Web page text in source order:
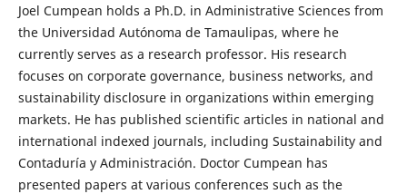
Joel Cumpean holds a Ph.D. in Administrative Sciences from
the Universidad Autónoma de Tamaulipas, where he
currently serves as a research professor. His research
focuses on corporate governance, business networks, and
sustainability disclosure in organizations within emerging
markets. He has published scientific articles in national and
international indexed journals, including Sustainability and
Contaduría y Administración. Doctor Cumpean has
presented papers at various conferences such as the